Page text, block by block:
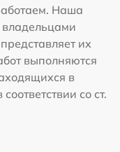
Наша
их
выполняются
в
со ст.